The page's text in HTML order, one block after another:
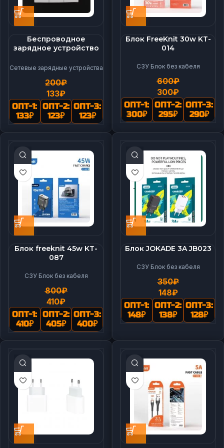
Беспроводное
зарядное устройство
charger to usb(F)
Сетевые зарядные устройства
200₽
133₽
ОПТ-1:
133₽
ОПТ-2:
123₽
ОПТ-3:
123₽
Блок FreeKnit 30w KT-
014
СЗУ Блок без кабеля
600₽
300₽
ОПТ-1:
300₽
ОПТ-2:
295₽
ОПТ-3:
290₽
Блок freeknit 45w KT-
087
СЗУ Блок без кабеля
800₽
410₽
ОПТ-1:
410₽
ОПТ-2:
405₽
ОПТ-3:
400₽
Блок JOKADE 3A JB023
СЗУ Блок без кабеля
350₽
148₽
ОПТ-1:
148₽
ОПТ-2:
138₽
ОПТ-3:
128₽